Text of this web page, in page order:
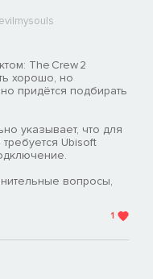
The Crew 2
хорошо, но
придётся подбирать
указывает, что для
Ubisoft
вопросы,
1